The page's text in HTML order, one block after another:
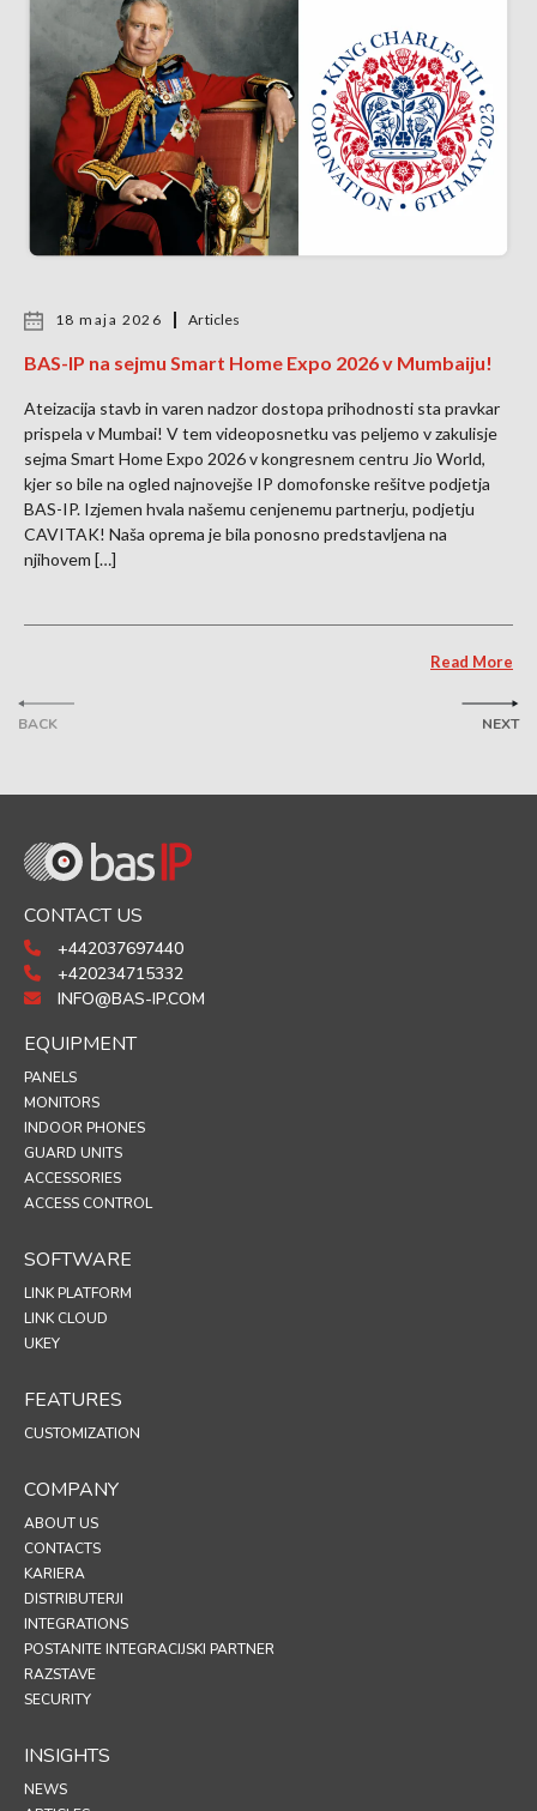
BACK
18 maja 2026 Articles
BAS-IP na sejmu Smart Home Expo 2026 v Mumbaiju!
Ateizacija stavb in varen nadzor dostopa prihodnosti sta pravkar
prispela v Mumbai! V tem videoposnetku vas peljemo v zakulisje
sejma Smart Home Expo 2026 v kongresnem centru Jio World,
kjer so bile na ogled najnovejše IP domofonske rešitve podjetja
BAS-IP. Izjemen hvala našemu cenjenemu partnerju, podjetju
CAVITAK! Naša oprema je bila ponosno predstavljena na
njihovem […]
Read More
NEXT
CONTACT US
+442037697440
+420234715332
INFO@BAS-IP.COM
EQUIPMENT
PANELS
MONITORS
INDOOR PHONES
GUARD UNITS
ACCESSORIES
ACCESS CONTROL
SOFTWARE
LINK PLATFORM
LINK CLOUD
UKEY
FEATURES
CUSTOMIZATION
COMPANY
ABOUT US
CONTACTS
KARIERA
DISTRIBUTERJI
INTEGRATIONS
POSTANITE INTEGRACIJSKI PARTNER
RAZSTAVE
SECURITY
INSIGHTS
NEWS